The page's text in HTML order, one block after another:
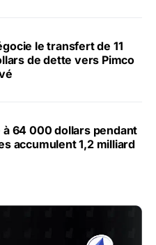
le transfert de 11
de dette vers Pimco
à 64 000 dollars pendant
accumulent 1,2 milliard